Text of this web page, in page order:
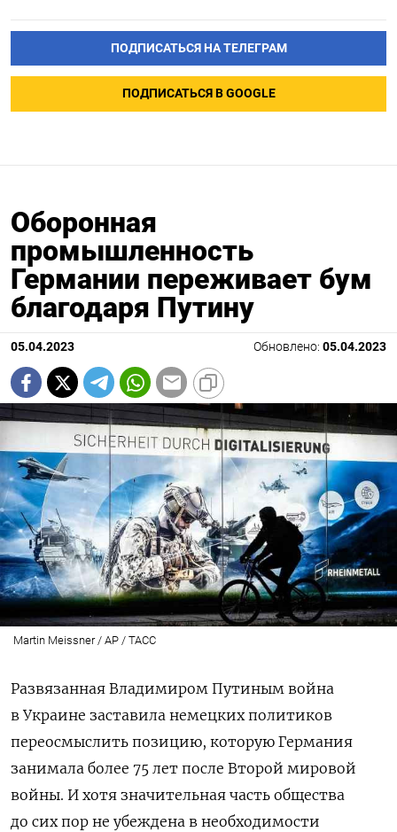
ПОДПИСАТЬСЯ НА ТЕЛЕГРАМ
ПОДПИСАТЬСЯ В GOOGLE
Оборонная
промышленность
Германии переживает бум
благодаря Путину
05.04.2023 Обновлено: 05.04.2023
Martin Meissner / AP / ТАСС
Развязанная Владимиром Путиным война
в Украине заставила немецких политиков
переосмыслить позицию, которую Германия
занимала более 75 лет после Второй мировой
войны. И хотя значительная часть общества
до сих пор не убеждена в необходимости